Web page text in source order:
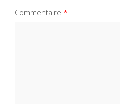
Commentaire *